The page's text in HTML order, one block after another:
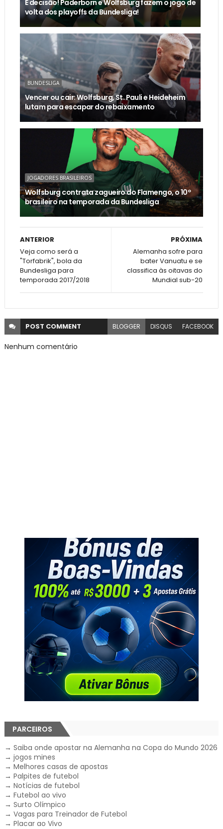
É decisão! Paderborn e Wolfsburg fazem o jogo de
volta dos playoffs da Bundesliga!
BUNDESLIGA
Vencer ou cair: Wolfsburg, St. Pauli e Heideheim
lutam para escapar do rebaixamento
JOGADORES BRASILEIROS
Wolfsburg contrata zagueiro do Flamengo, o 10º
brasileiro na temporada da Bundesliga
PRÓXIMA
Alemanha sofre para
bater Vanuatu e se
classifica às oitavas do
Mundial sub-20
ANTERIOR
Veja como será a
"Torfabrik", bola da
Bundesliga para
temporada 2017/2018
POST COMMENT BLOGGER DISQUS FACEBOOK
Nenhum comentário
PARCEIROS
→ Saiba onde apostar na Alemanha na Copa do Mundo 2026
→ jogos mines
→ Melhores casas de apostas
→ Palpites de futebol
→ Notícias de futebol
→ Futebol ao vivo
→ Surto Olímpico
→ Vagas para Treinador de Futebol
→ Placar ao Vivo